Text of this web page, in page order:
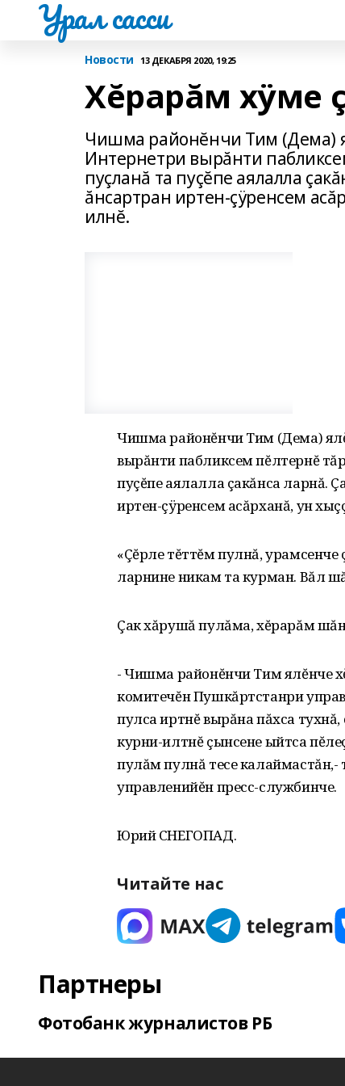
Урал сасси
Новости 13 ДЕКАБРЯ 2020, 19:25
Хĕрарăм хÿме
Чишма районĕнчи Тим (Дема)
Интернетри вырăнти
пуçланă та пуçĕпе аялалла
ăнсартран иртен-çÿренсем
илнĕ.
Чишма районĕнчи Тим (Дема)
вырăнти пабликсем пĕлтернĕ
пуçĕпе аялалла çакăнса ларнă.
иртен-çÿренсем асăрханă, ун
«Çĕрле тĕттĕм пулнă,
ларнине никам та курман. Вăл
Çак хăрушă пулăма, хĕрарăм
- Чишма районĕнчи Тим ялĕнче
комитечĕн Пушкăртстанри
пулса иртнĕ вырăна пăхса
курни-илтнĕ çынсене ыйтса
пулăм пулнă тесе калаймастăн,-
управленийĕн пресс-службинче.
Юрий СНЕГОПАД.
Читайте нас
Партнеры
Фотобанк журналистов РБ